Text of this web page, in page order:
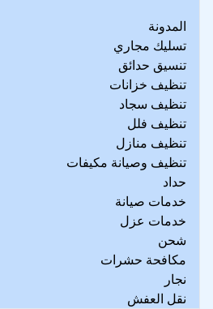
المدونة
تسليك مجاري
تنسيق حدائق
تنظيف خزانات
تنظيف سجاد
تنظيف فلل
تنظيف منازل
تنظيف وصيانة مكيفات
حداد
خدمات صيانة
خدمات عزل
شحن
مكافحة حشرات
نجار
نقل العفش